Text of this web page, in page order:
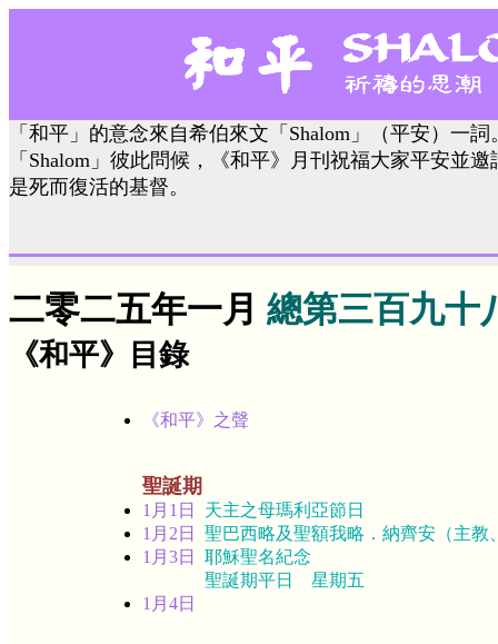
「和平」的意念來自希伯來文「Shalom」（平安）一
「Shalom」彼此問候，《和平》月刊祝福大家平安並
是死而復活的基督。
二零二五年一月 總第三百九十
《和平》目錄
《和平》之聲
聖誕期
1月1日 天主之母瑪利亞節日
1月2日 聖巴西略及聖額我略．納齊安（主教
1月3日 耶穌聖名紀念
聖誕期平日 星期五
1月4日